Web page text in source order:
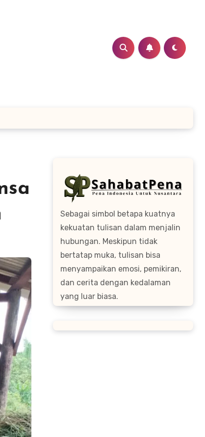
Sebagai simbol betapa kuatnya
kekuatan tulisan dalam menjalin
hubungan. Meskipun tidak
bertatap muka, tulisan bisa
menyampaikan emosi, pemikiran,
dan cerita dengan kedalaman
yang luar biasa.